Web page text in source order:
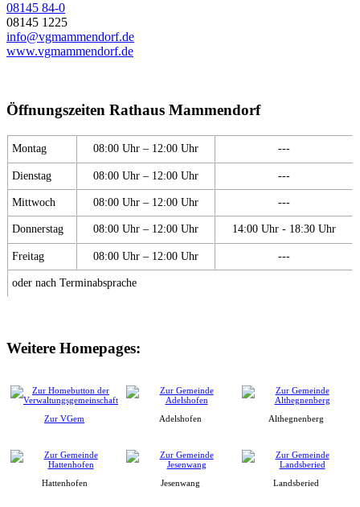
08145 84-0
08145 1225
info@vgmammendorf.de
www.vgmammendorf.de
Öffnungszeiten Rathaus Mammendorf
Montag 08:00 Uhr – 12:00 Uhr ---
Dienstag 08:00 Uhr – 12:00 Uhr ---
Mittwoch 08:00 Uhr – 12:00 Uhr ---
Donnerstag 08:00 Uhr – 12:00 Uhr 14:00 Uhr - 18:30 Uhr
Freitag 08:00 Uhr – 12:00 Uhr ---
oder nach Terminabsprache
Weitere Homepages:
Zur VGem Adelshofen Althegnenberg
Hattenhofen Jesenwang Landsberied